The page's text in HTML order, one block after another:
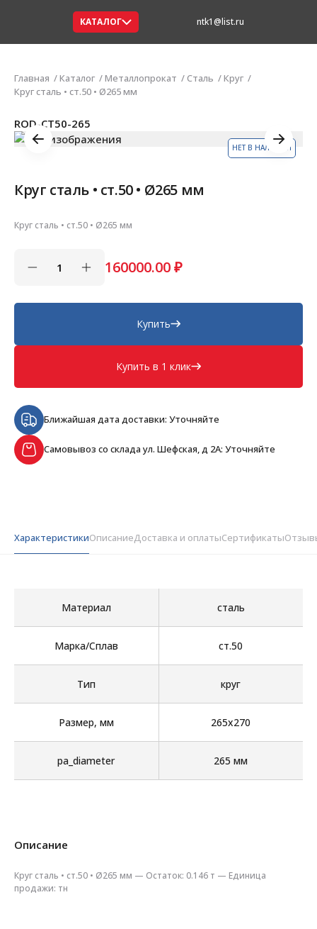
КАТАЛОГ ntk1@list.ru
Главная Каталог Металлопрокат Сталь
Круг
Круг сталь • ст.50 • Ø265 мм
НЕТ В НАЛИЧИИ
ROD-СТ50-265
Круг сталь • ст.50 • Ø265 мм
Круг сталь • ст.50 • Ø265 мм
160000.00₽
Купить
Купить в 1 клик
Ближайшая дата доставки: Уточняйте
Самовывоз со склада ул. Шефская, д 2А: Уточняйте
ХарактеристикиОписаниеДоставка и оплатыСертификаты
Материал сталь
Марка/Сплав ст.50
Тип круг
Размер, мм 265х270
pa_diameter 265 мм
Описание
Круг сталь • ст.50 • Ø265 мм — Остаток: 0.146 т — Единица
продажи: тн